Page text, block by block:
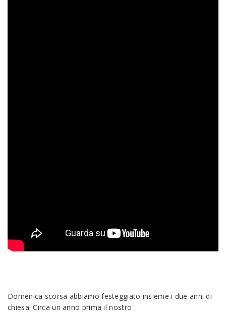
Domenica scorsa abbiamo festeggiato insieme i due anni di
chiesa. Circa un anno prima il nostro